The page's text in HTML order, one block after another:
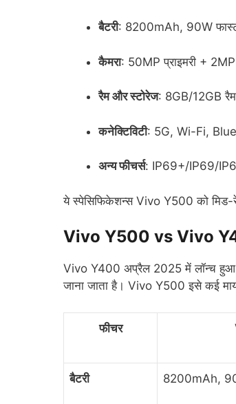
बैटरी: 8200mAh, 90W फास्ट
कैमरा: 50MP प्राइमरी +
रैम और स्टोरेज: 8GB/12GB
कनेक्टिविटी: 5G, Wi-Fi,
अन्य फीचर्स: IP69+/IP69/
ये स्पेसिफिकेशन्स Vivo Y500 को मिड-
Vivo Y500 vs Vivo
Vivo Y400 अप्रैल 2025 में लॉन्च
जाना जाता है। Vivo Y500 इसे कई
फीचर
बैटरी 8200mAh,